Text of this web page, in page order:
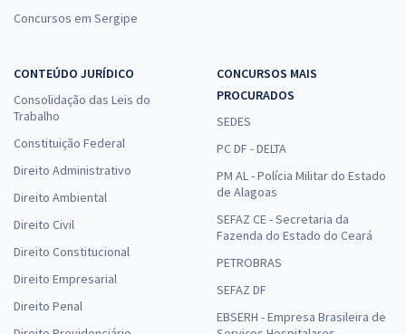
Concursos em Sergipe
CONTEÚDO JURÍDICO
Consolidação das Leis do
Trabalho
Constituição Federal
Direito Administrativo
Direito Ambiental
Direito Civil
Direito Constitucional
Direito Empresarial
Direito Penal
CONCURSOS MAIS
PROCURADOS
SEDES
PC DF - DELTA
PM AL - Polícia Militar do Estado
de Alagoas
SEFAZ CE - Secretaria da
Fazenda do Estado do Ceará
PETROBRAS
SEFAZ DF
EBSERH - Empresa Brasileira de